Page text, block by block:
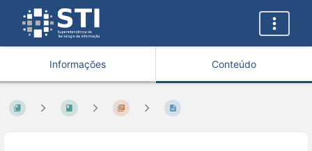
Informações Conteúdo